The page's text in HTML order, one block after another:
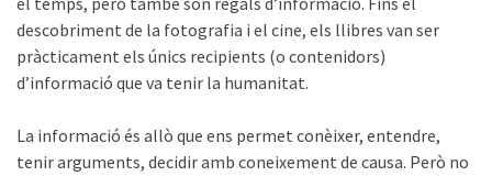
descobriment de la fotografia i el cine, els llibres van ser
pràcticament els únics recipients (o contenidors)
d’informació que va tenir la humanitat.
La informació és allò que ens permet conèixer, entendre,
tenir arguments, decidir amb coneixement de causa. Però no